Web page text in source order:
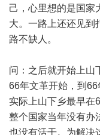
己，心里想的是国家
大。一路上还还见到
路不缺人。
问：之后就开始上山
66年文革开始，到66
实际上山下乡最早在
整个国家当年没有办
也没有活干。为解决